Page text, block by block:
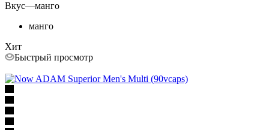
Вкус—манго
манго
Хит
Быстрый просмотр